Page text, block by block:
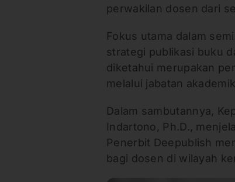
perwakilan dosen dari
Fokus utama dalam
strategi publikasi buku
diketahui merupakan
melalui jabatan
Dalam sambutannya,
Indartono, Ph.D.,
Penerbit Deepublish
bagi dosen di wilayah